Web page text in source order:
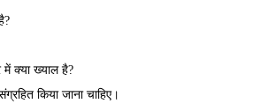
क्या ख्याल है?
किया जाना चाहिए।